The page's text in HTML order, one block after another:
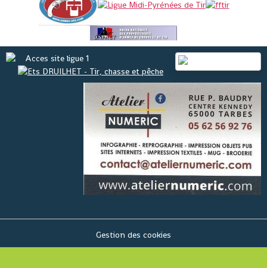
Gestion des cookies